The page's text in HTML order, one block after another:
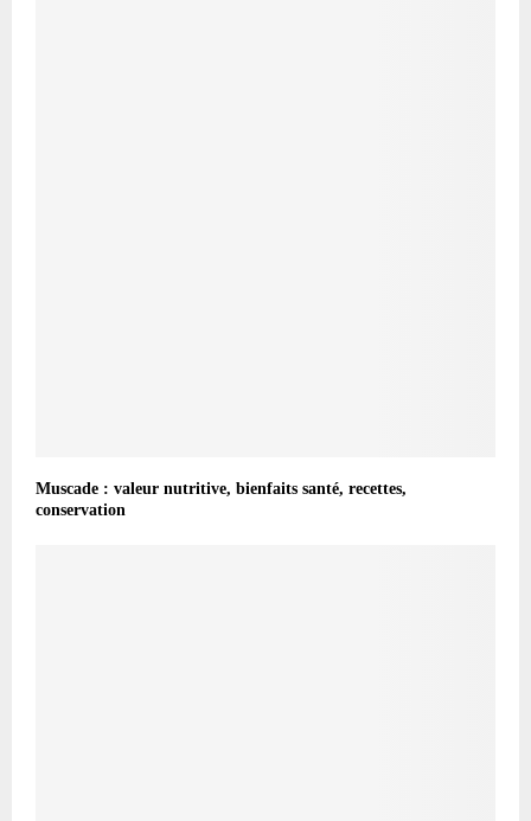
Muscade : valeur nutritive, bienfaits santé, recettes,
conservation